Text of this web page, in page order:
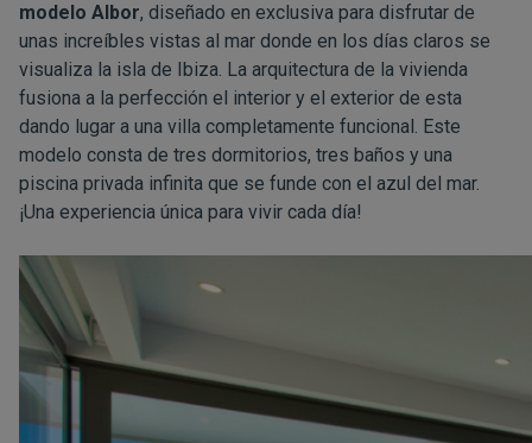
modelo Albor, diseñado en exclusiva para disfrutar de
unas increíbles vistas al mar donde en los días claros se
visualiza la isla de Ibiza. La arquitectura de la vivienda
fusiona a la perfección el interior y el exterior de esta
dando lugar a una villa completamente funcional. Este
modelo consta de tres dormitorios, tres baños y una
piscina privada infinita que se funde con el azul del mar.
¡Una experiencia única para vivir cada día!